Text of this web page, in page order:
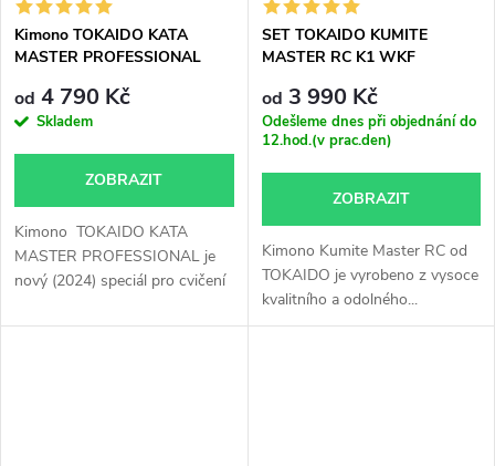
Kimono TOKAIDO KATA
MASTER PROFESSIONAL
od 4 790 Kč
Skladem
ZOBRAZIT
Kimono TOKAIDO KATA
MASTER PROFESSIONAL je
nový (2024) speciál pro cvičení
SET TOKAIDO KUMITE
MASTER RC K1 WKF
od 3 990 Kč
Odešleme dnes při objednání do
12.hod.(v prac.den)
ZOBRAZIT
Kimono Kumite Master RC od
TOKAIDO je vyrobeno z vysoce
kvalitního a odolného...